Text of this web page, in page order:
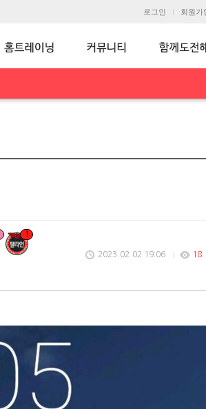
로그인 회원가
1
2023.02.02 19:06 18